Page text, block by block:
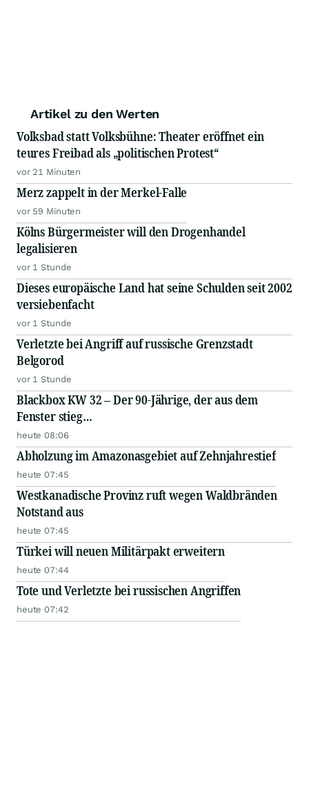
Artikel zu den Werten
Volksbad statt Volksbühne: Theater eröffnet ein
teures Freibad als „politischen Protest“
vor 21 Minuten
Merz zappelt in der Merkel-Falle
vor 59 Minuten
Kölns Bürgermeister will den Drogenhandel
legalisieren
vor 1 Stunde
Dieses europäische Land hat seine Schulden seit 2002
versiebenfacht
vor 1 Stunde
Verletzte bei Angriff auf russische Grenzstadt
Belgorod
vor 1 Stunde
Blackbox KW 32 – Der 90-Jährige, der aus dem
Fenster stieg…
heute 08:06
Abholzung im Amazonasgebiet auf Zehnjahrestief
heute 07:45
Westkanadische Provinz ruft wegen Waldbränden
Notstand aus
heute 07:45
Türkei will neuen Militärpakt erweitern
heute 07:44
Tote und Verletzte bei russischen Angriffen
heute 07:42